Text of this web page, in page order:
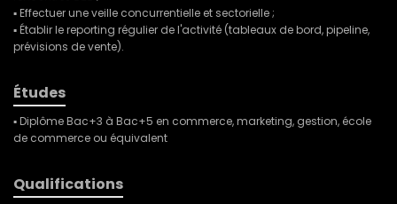
▪ Effectuer une veille concurrentielle et sectorielle ;
▪ Établir le reporting régulier de l'activité (tableaux de bord, pipeline,
prévisions de vente).
Études
▪ Diplôme Bac+3 à Bac+5 en commerce, marketing, gestion, école
de commerce ou équivalent
Qualifications